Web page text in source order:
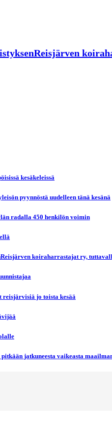
kesäkeleissä
pyynnöstä uudelleen tänä kesänä
radalla 450 henkilön voimin
koiraharrastajat ry,
reisjärvisiä jo toista kesää
jatkuneesta vaikeasta